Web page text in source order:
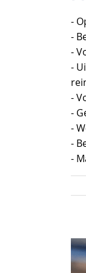
van
de
-
-
-
-
-
-
-
-
-